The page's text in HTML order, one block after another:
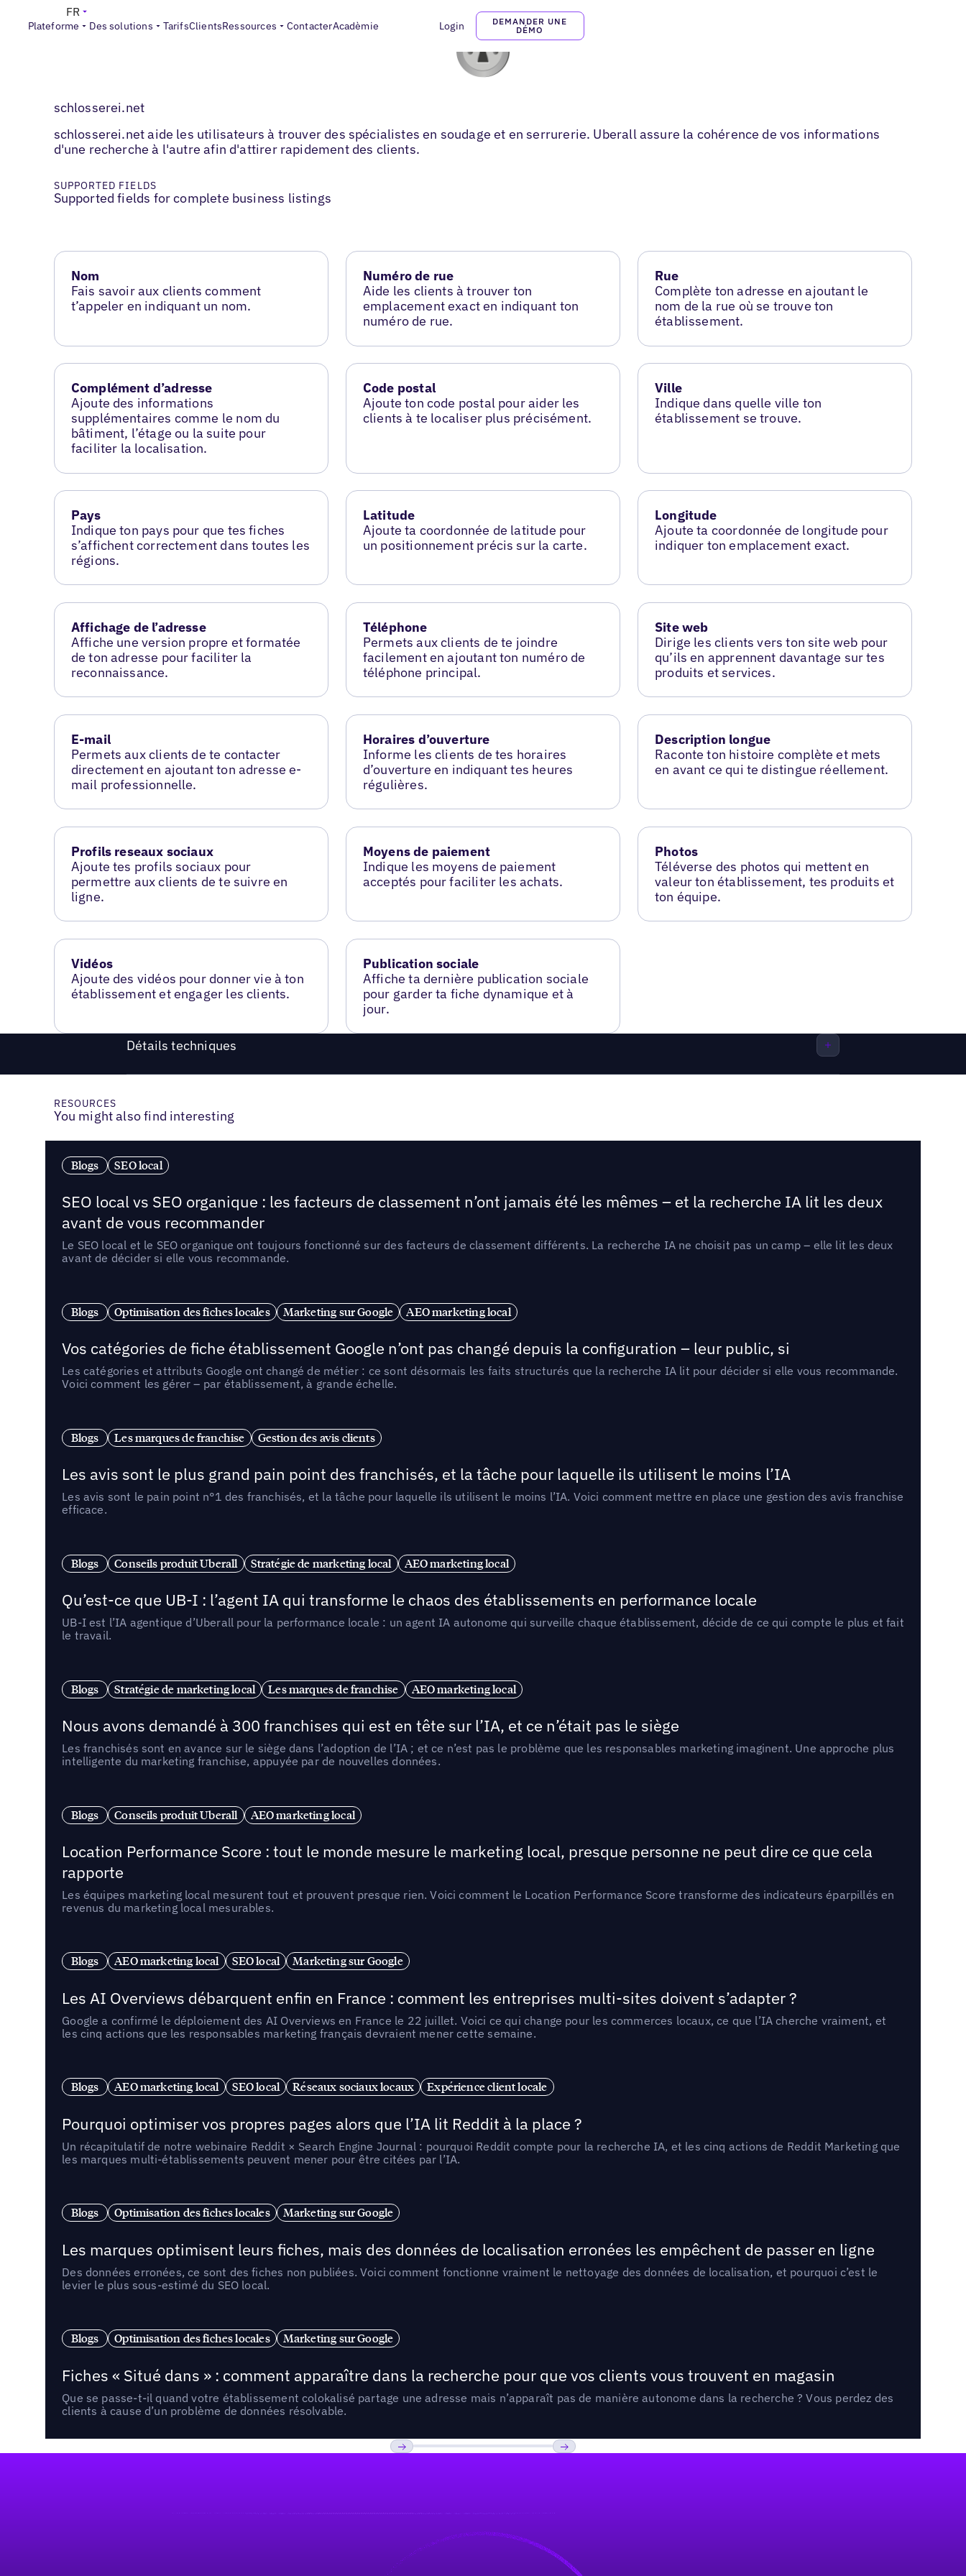
Plateforme Des solutions TarifsClientsRessources ContacterAcadèmie Login
DEMANDER UNE
DÉMO
FR
schlosserei.net
schlosserei.net aide les utilisateurs à trouver des spécialistes en soudage et en serrurerie. Uberall assure la cohérence de vos informations
d'une recherche à l'autre afin d'attirer rapidement des clients.
SUPPORTED FIELDS
Supported fields for complete business listings
Nom
Fais savoir aux clients comment
t’appeler en indiquant un nom.
Numéro de rue
Aide les clients à trouver ton
emplacement exact en indiquant ton
numéro de rue.
Rue
Complète ton adresse en ajoutant le
nom de la rue où se trouve ton
établissement.
Complément d’adresse
Ajoute des informations
supplémentaires comme le nom du
bâtiment, l’étage ou la suite pour
faciliter la localisation.
Code postal
Ajoute ton code postal pour aider les
clients à te localiser plus précisément.
Ville
Indique dans quelle ville ton
établissement se trouve.
Pays
Indique ton pays pour que tes fiches
s’affichent correctement dans toutes les
régions.
Latitude
Ajoute ta coordonnée de latitude pour
un positionnement précis sur la carte.
Longitude
Ajoute ta coordonnée de longitude pour
indiquer ton emplacement exact.
Affichage de l’adresse
Affiche une version propre et formatée
de ton adresse pour faciliter la
reconnaissance.
Téléphone
Permets aux clients de te joindre
facilement en ajoutant ton numéro de
téléphone principal.
Site web
Dirige les clients vers ton site web pour
qu’ils en apprennent davantage sur tes
produits et services.
E-mail
Permets aux clients de te contacter
directement en ajoutant ton adresse e-
mail professionnelle.
Horaires d’ouverture
Informe les clients de tes horaires
d’ouverture en indiquant tes heures
régulières.
Description longue
Raconte ton histoire complète et mets
en avant ce qui te distingue réellement.
Profils reseaux sociaux
Ajoute tes profils sociaux pour
permettre aux clients de te suivre en
ligne.
Moyens de paiement
Indique les moyens de paiement
acceptés pour faciliter les achats.
Photos
Téléverse des photos qui mettent en
valeur ton établissement, tes produits et
ton équipe.
Vidéos
Ajoute des vidéos pour donner vie à ton
établissement et engager les clients.
Publication sociale
Affiche ta dernière publication sociale
pour garder ta fiche dynamique et à
jour.
Détails techniques
RESOURCES
You might also find interesting
Blogs SEO local
SEO local vs SEO organique : les facteurs de classement n’ont jamais été les mêmes – et la recherche IA lit les deux
avant de vous recommander
Le SEO local et le SEO organique ont toujours fonctionné sur des facteurs de classement différents. La recherche IA ne choisit pas un camp – elle lit les deux
avant de décider si elle vous recommande.
Blogs Optimisation des fiches locales Marketing sur Google AEO marketing local
Vos catégories de fiche établissement Google n’ont pas changé depuis la configuration – leur public, si
Les catégories et attributs Google ont changé de métier : ce sont désormais les faits structurés que la recherche IA lit pour décider si elle vous recommande.
Voici comment les gérer – par établissement, à grande échelle.
Blogs Les marques de franchise Gestion des avis clients
Les avis sont le plus grand pain point des franchisés, et la tâche pour laquelle ils utilisent le moins l’IA
Les avis sont le pain point n°1 des franchisés, et la tâche pour laquelle ils utilisent le moins l’IA. Voici comment mettre en place une gestion des avis franchise
efficace.
Blogs Conseils produit Uberall Stratégie de marketing local AEO marketing local
Qu’est-ce que UB-I : l’agent IA qui transforme le chaos des établissements en performance locale
UB-I est l’IA agentique d’Uberall pour la performance locale : un agent IA autonome qui surveille chaque établissement, décide de ce qui compte le plus et fait
le travail.
Blogs Stratégie de marketing local Les marques de franchise AEO marketing local
Nous avons demandé à 300 franchises qui est en tête sur l’IA, et ce n’était pas le siège
Les franchisés sont en avance sur le siège dans l’adoption de l’IA ; et ce n’est pas le problème que les responsables marketing imaginent. Une approche plus
intelligente du marketing franchise, appuyée par de nouvelles données.
Blogs Conseils produit Uberall AEO marketing local
Location Performance Score : tout le monde mesure le marketing local, presque personne ne peut dire ce que cela
rapporte
Les équipes marketing local mesurent tout et prouvent presque rien. Voici comment le Location Performance Score transforme des indicateurs éparpillés en
revenus du marketing local mesurables.
Blogs AEO marketing local SEO local Marketing sur Google
Les AI Overviews débarquent enfin en France : comment les entreprises multi-sites doivent s’adapter ?
Google a confirmé le déploiement des AI Overviews en France le 22 juillet. Voici ce qui change pour les commerces locaux, ce que l’IA cherche vraiment, et
les cinq actions que les responsables marketing français devraient mener cette semaine.
Blogs AEO marketing local SEO local Réseaux sociaux locaux Expérience client locale
Pourquoi optimiser vos propres pages alors que l’IA lit Reddit à la place ?
Un récapitulatif de notre webinaire Reddit × Search Engine Journal : pourquoi Reddit compte pour la recherche IA, et les cinq actions de Reddit Marketing que
les marques multi-établissements peuvent mener pour être citées par l’IA.
Blogs Optimisation des fiches locales Marketing sur Google
Les marques optimisent leurs fiches, mais des données de localisation erronées les empêchent de passer en ligne
Des données erronées, ce sont des fiches non publiées. Voici comment fonctionne vraiment le nettoyage des données de localisation, et pourquoi c’est le
levier le plus sous-estimé du SEO local.
Blogs Optimisation des fiches locales Marketing sur Google
Fiches « Situé dans » : comment apparaître dans la recherche pour que vos clients vous trouvent en magasin
Que se passe-t-il quand votre établissement colokalisé partage une adresse mais n’apparaît pas de manière autonome dans la recherche ? Vous perdez des
clients à cause d’un problème de données résolvable.